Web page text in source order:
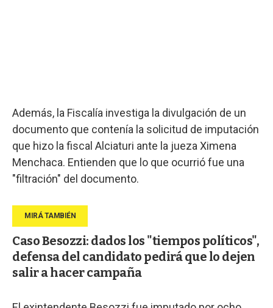
Además, la Fiscalía investiga la divulgación de un
documento que contenía la solicitud de imputación
que hizo la fiscal Alciaturi ante la jueza Ximena
Menchaca. Entienden que lo que ocurrió fue una
"filtración" del documento.
Caso Besozzi: dados los "tiempos políticos",
defensa del candidato pedirá que lo dejen
salir a hacer campaña